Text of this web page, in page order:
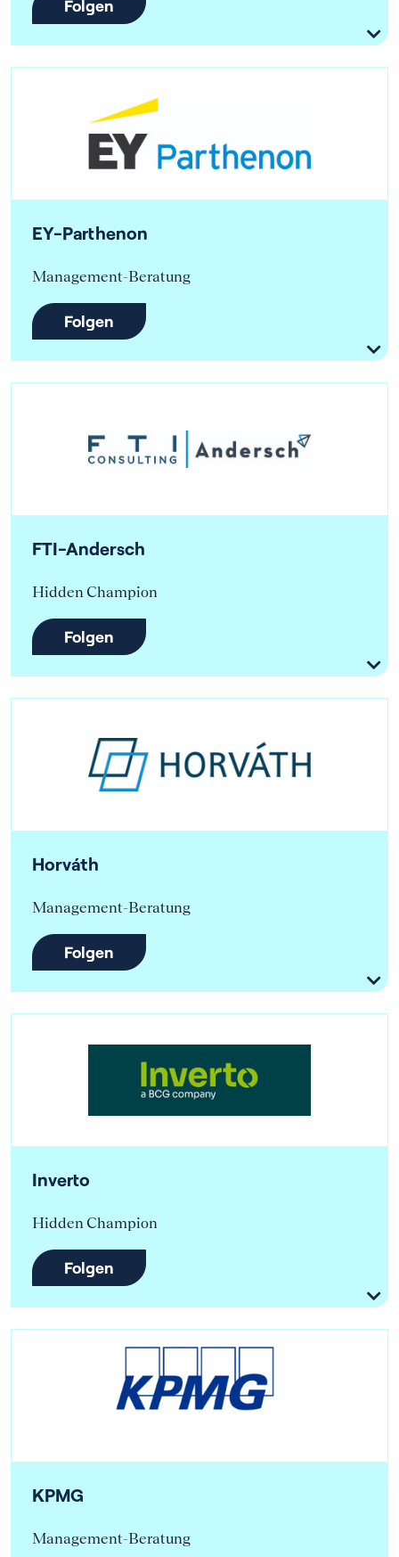
Folgen
EY-Parthenon
Management-Beratung
Folgen
FTI-Andersch
Hidden Champion
Folgen
Horváth
Management-Beratung
Folgen
Inverto
Hidden Champion
Folgen
KPMG
Management-Beratung